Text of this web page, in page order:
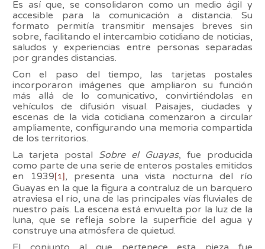
Es así que, se consolidaron como un medio ágil y
accesible para la comunicación a distancia. Su
formato permitía transmitir mensajes breves sin
sobre, facilitando el intercambio cotidiano de noticias,
saludos y experiencias entre personas separadas
por grandes distancias.
Con el paso del tiempo, las tarjetas postales
incorporaron imágenes que ampliaron su función
más allá de lo comunicativo, convirtiéndolas en
vehículos de difusión visual. Paisajes, ciudades y
escenas de la vida cotidiana comenzaron a circular
ampliamente, configurando una memoria compartida
de los territorios.
La tarjeta postal Sobre el Guayas, fue producida
como parte de una serie de enteros postales emitidos
en 1939 [1] , presenta una vista nocturna del río
Guayas en la que la figura a contraluz de un barquero
atraviesa el río, una de las principales vías fluviales de
nuestro país. La escena está envuelta por la luz de la
luna, que se refleja sobre la superficie del agua y
construye una atmósfera de quietud.